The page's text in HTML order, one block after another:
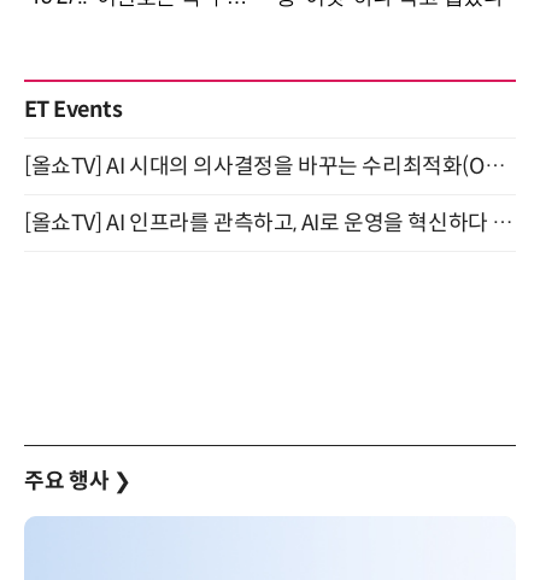
ET Events
[올쇼TV] AI 시대의 의사결정을 바꾸는 수리최적화(Optimization) 소개 (8/20 생방송)
[올쇼TV] AI 인프라를 관측하고, AI로 운영을 혁신하다 (8월 11일 생방송)
주요 행사 ❯